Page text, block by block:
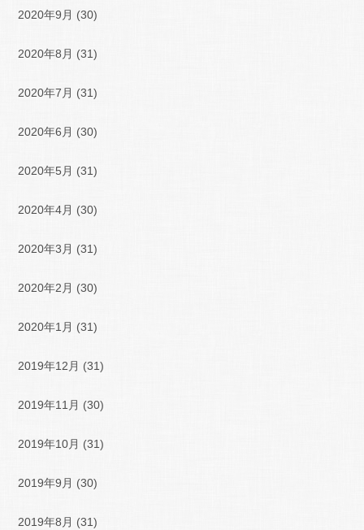
2020年9月 (30)
2020年8月 (31)
2020年7月 (31)
2020年6月 (30)
2020年5月 (31)
2020年4月 (30)
2020年3月 (31)
2020年2月 (30)
2020年1月 (31)
2019年12月 (31)
2019年11月 (30)
2019年10月 (31)
2019年9月 (30)
2019年8月 (31)